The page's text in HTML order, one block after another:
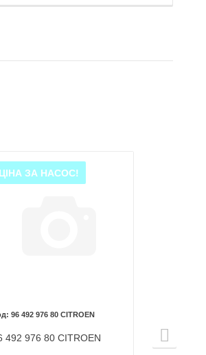
ЦІНА ЗА НАСОС!
96 492 976 80 CITROEN
492 976 80 CITROEN